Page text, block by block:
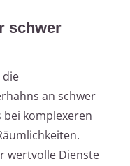
schwer
die
an schwer
bei komplexeren
wertvolle Dienste